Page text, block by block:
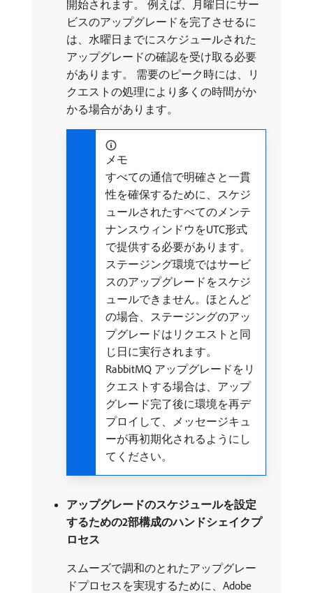
開始されます。 例えば、月曜日にサー
ビスのアップグレードを完了させるに
は、水曜日までにスケジュールされた
アップグレードの確認を受け取る必要
があります。 需要のピーク時には、リ
クエストの処理により多くの時間がか
かる場合があります。
メモ
すべての通信で明確さと一貫
性を確保するために、スケジ
ュールされたすべてのメンテ
ナンスウィンドウをUTC形式
で提供する必要があります。
ステージング環境ではサービ
スのアップグレードをスケジ
ュールできません。ほとんど
の場合、ステージングのアッ
プグレードはリクエストと同
じ日に実行されます。
RabbitMQ アップグレードをリ
クエストする場合は、アップ
グレード完了後に環境を再デ
プロイして、メッセージキュ
ーが再初期化されるようにし
てください。
アップグレードのスケジュールを設定
するための2部構成のハンドシェイクプ
ロセス
スムーズで調和のとれたアップグレー
ドプロセスを実現するために、Adobe